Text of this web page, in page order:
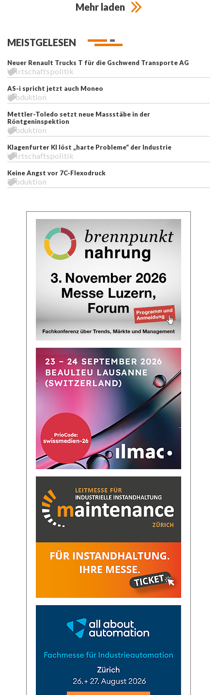
Mehr laden
MEISTGELESEN
Neuer Renault Trucks T für die Gschwend Transporte AG
Wirtschaftspolitik
AS-i spricht jetzt auch Moneo
Produktion
Mettler-Toledo setzt neue Massstäbe in der
Röntgeninspektion
Produktion
Klagenfurter KI löst „harte Probleme“ der Industrie
Wirtschaftspolitik
Keine Angst vor 7C-Flexodruck
Produktion